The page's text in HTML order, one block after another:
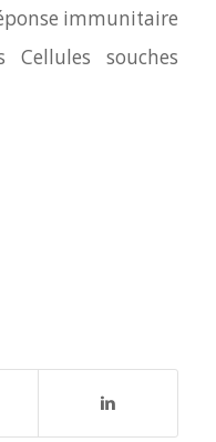
immunitaire
souches